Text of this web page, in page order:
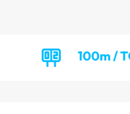
100m /